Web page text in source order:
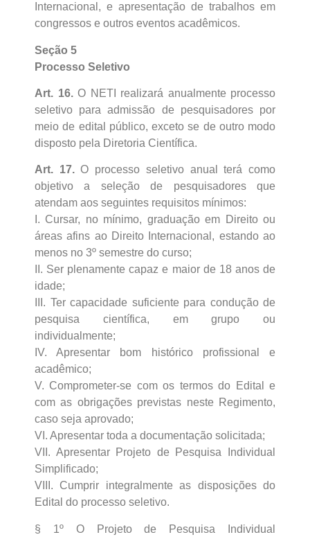
Internacional, e apresentação de trabalhos em
congressos e outros eventos acadêmicos.
Seção 5
Processo Seletivo
Art. 16. O NETI realizará anualmente processo
seletivo para admissão de pesquisadores por
meio de edital público, exceto se de outro modo
disposto pela Diretoria Científica.
Art. 17.O processo seletivo anual terá como
objetivo a seleção de pesquisadores que
atendam aos seguintes requisitos mínimos:
I. Cursar, no mínimo, graduação em Direito ou
áreas afins ao Direito Internacional, estando ao
menos no 3º semestre do curso;
II. Ser plenamente capaz e maior de 18 anos de
idade;
III. Ter capacidade suficiente para condução de
pesquisa científica, em grupo ou
individualmente;
IV. Apresentar bom histórico profissional e
acadêmico;
V. Comprometer-se com os termos do Edital e
com as obrigações previstas neste Regimento,
caso seja aprovado;
VI. Apresentar toda a documentação solicitada;
VII. Apresentar Projeto de Pesquisa Individual
Simplificado;
VIII. Cumprir integralmente as disposições do
Edital do processo seletivo.
§ 1º O Projeto de Pesquisa Individual